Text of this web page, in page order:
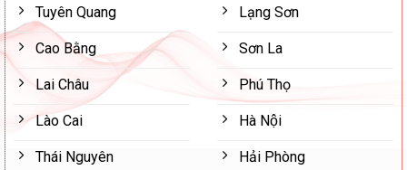
Tuyên Quang
Cao Bằng
Lai Châu
Lào Cai
Thái Nguyên
Lạng Sơn
Sơn La
Phú Thọ
Hà Nội
Hải Phòng